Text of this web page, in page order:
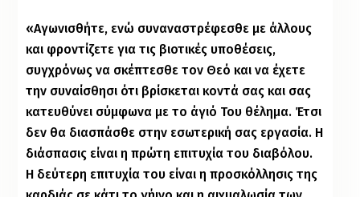
«Αγωνισθήτε, ενώ συναναστρέφεσθε με άλλους
και φροντίζετε για τις βιοτικές υποθέσεις,
συγχρόνως να σκέπτεσθε τον Θεό και να έχετε
την συναίσθησι ότι βρίσκεται κοντά σας και σας
κατευθύνει σύμφωνα με το άγιό Του θέλημα. Έτσι
δεν θα διασπάσθε στην εσωτερική σας εργασία. Η
διάσπασις είναι η πρώτη επιτυχία του διαβόλου.
Η δεύτερη επιτυχία του είναι η προσκόλλησις της